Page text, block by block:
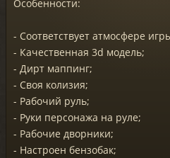
Особенности:
- Соответствует атмосфере
- Качественная 3d модель;
- Дирт маппинг;
- Своя колизия;
- Рабочий руль;
- Руки персонажа на руле;
- Рабочие дворники;
- Настроен бензобак;